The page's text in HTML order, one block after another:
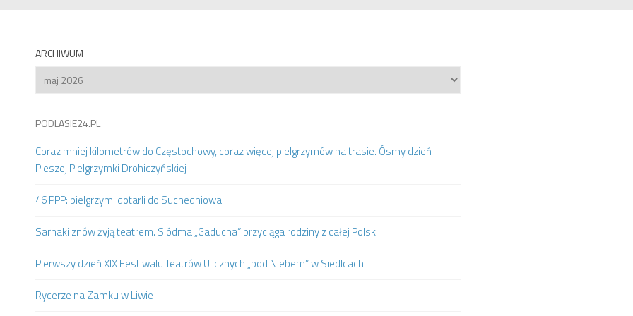
ARCHIWUM
Archiwum
PODLASIE24.PL
Coraz mniej kilometrów do Częstochowy, coraz więcej pielgrzymów na trasie. Ósmy dzień
Pieszej Pielgrzymki Drohiczyńskiej
46 PPP: pielgrzymi dotarli do Suchedniowa
Sarnaki znów żyją teatrem. Siódma „Gaducha” przyciąga rodziny z całej Polski
Pierwszy dzień XIX Festiwalu Teatrów Ulicznych „pod Niebem” w Siedlcach
Rycerze na Zamku w Liwie